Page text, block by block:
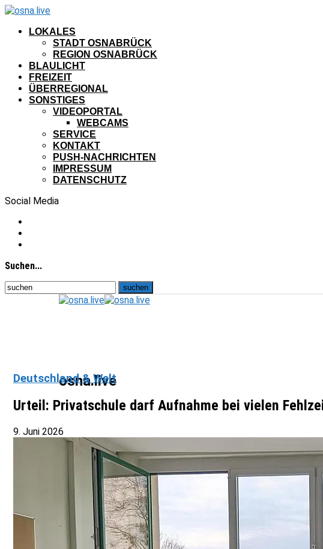
LOKALES
STADT OSNABRÜCK
REGION OSNABRÜCK
BLAULICHT
FREIZEIT
ÜBERREGIONAL
SONSTIGES
VIDEOPORTAL
WEBCAMS
SERVICE
KONTAKT
PUSH-NACHRICHTEN
IMPRESSUM
DATENSCHUTZ
Social Media
Suchen...
osna.live
Deutschland & Welt
Urteil: Privatschule darf Aufnahme bei vielen
9. Juni 2026